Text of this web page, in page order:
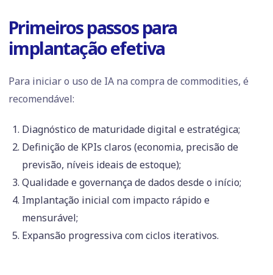
Primeiros passos para
implantação efetiva
Para iniciar o uso de IA na compra de commodities, é
recomendável:
Diagnóstico de maturidade digital e estratégica;
Definição de KPIs claros (economia, precisão de
previsão, níveis ideais de estoque);
Qualidade e governança de dados desde o início;
Implantação inicial com impacto rápido e
mensurável;
Expansão progressiva com ciclos iterativos.